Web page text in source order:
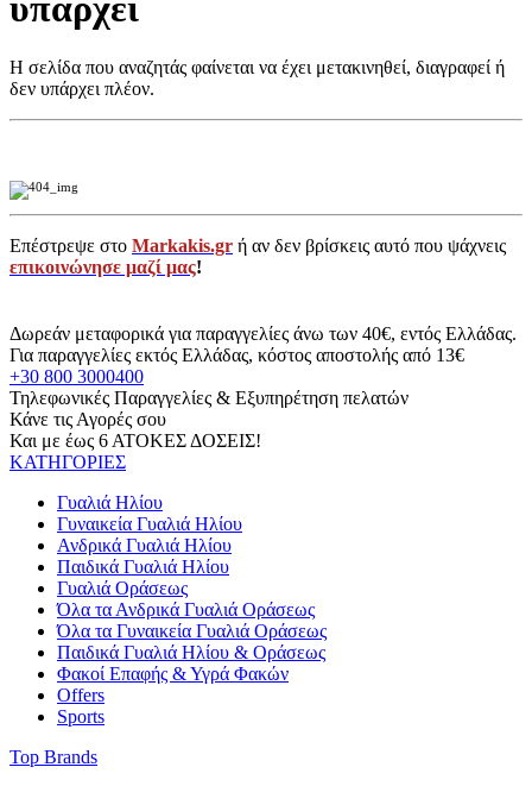
υπάρχει
Η σελίδα που αναζητάς φαίνεται να έχει μετακινηθεί, διαγραφεί ή
δεν υπάρχει πλέον.
Επέστρεψε στο Markakis.gr ή αν δεν βρίσκεις αυτό που ψάχνεις
επικοινώνησε μαζί μας!
Δωρεάν μεταφορικά για παραγγελίες άνω των 40€, εντός Ελλάδας.
Για παραγγελίες εκτός Ελλάδας, κόστος αποστολής από 13€
+30 800 3000400
Τηλεφωνικές Παραγγελίες & Εξυπηρέτηση πελατών
Κάνε τις Αγορές σου
Και με έως 6 ΑΤΟΚΕΣ ΔΟΣΕΙΣ!
ΚΑΤΗΓΟΡΙΕΣ
Γυαλιά Ηλίου
Γυναικεία Γυαλιά Ηλίου
Ανδρικά Γυαλιά Ηλίου
Παιδικά Γυαλιά Ηλίου
Γυαλιά Οράσεως
Όλα τα Ανδρικά Γυαλιά Οράσεως
Όλα τα Γυναικεία Γυαλιά Οράσεως
Παιδικά Γυαλιά Ηλίου & Οράσεως
Φακοί Επαφής & Υγρά Φακών
Offers
Sports
Top Brands